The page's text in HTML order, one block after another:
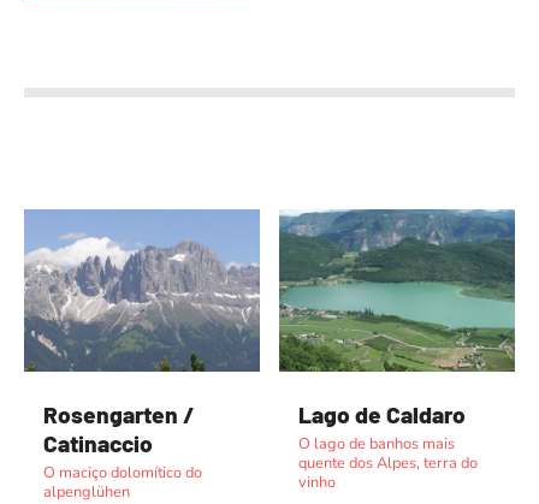
Rosengarten /
Catinaccio
O maciço dolomítico do
alpenglühen
Lago de Caldaro
O lago de banhos mais
quente dos Alpes, terra do
vinho